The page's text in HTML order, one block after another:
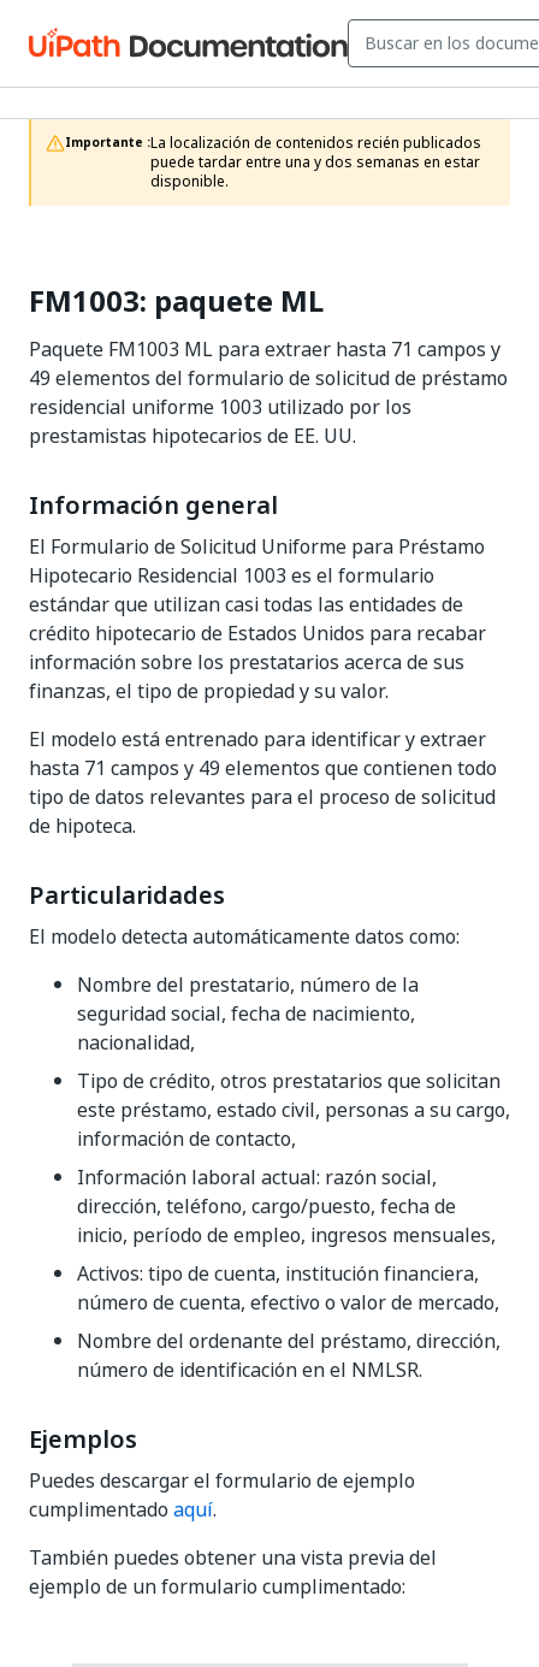
Importante :La localización de contenidos recién publicados
puede tardar entre una y dos semanas en estar
disponible.
FM1003: paquete ML
Paquete FM1003 ML para extraer hasta 71 campos y
49 elementos del formulario de solicitud de préstamo
residencial uniforme 1003 utilizado por los
prestamistas hipotecarios de EE. UU.
Información general
El Formulario de Solicitud Uniforme para Préstamo
Hipotecario Residencial 1003 es el formulario
estándar que utilizan casi todas las entidades de
crédito hipotecario de Estados Unidos para recabar
información sobre los prestatarios acerca de sus
finanzas, el tipo de propiedad y su valor.
El modelo está entrenado para identificar y extraer
hasta 71 campos y 49 elementos que contienen todo
tipo de datos relevantes para el proceso de solicitud
de hipoteca.
Particularidades
El modelo detecta automáticamente datos como:
Nombre del prestatario, número de la
seguridad social, fecha de nacimiento,
nacionalidad,
Tipo de crédito, otros prestatarios que solicitan
este préstamo, estado civil, personas a su cargo,
información de contacto,
Información laboral actual: razón social,
dirección, teléfono, cargo/puesto, fecha de
inicio, período de empleo, ingresos mensuales,
Activos: tipo de cuenta, institución financiera,
número de cuenta, efectivo o valor de mercado,
Nombre del ordenante del préstamo, dirección,
número de identificación en el NMLSR.
Ejemplos
Puedes descargar el formulario de ejemplo
cumplimentado aquí.
También puedes obtener una vista previa del
ejemplo de un formulario cumplimentado: